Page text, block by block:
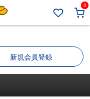
0
新規会員登録